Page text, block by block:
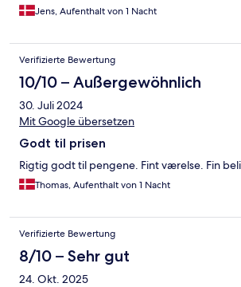
Jens, Aufenthalt von 1 Nacht
Verifizierte Bewertung
10/10 – Außergewöhnlich
30. Juli 2024
Mit Google übersetzen
Godt til prisen
Rigtig godt til pengene. Fint værelse. Fin
Thomas, Aufenthalt von 1 Nacht
Verifizierte Bewertung
8/10 – Sehr gut
24. Okt. 2025